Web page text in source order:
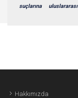
suçlarına uluslararası
Hakkımızda